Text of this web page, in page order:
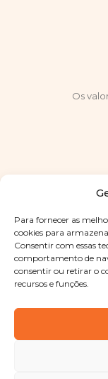
Para fornecer as
cookies para
Consentir com essas
comportamento de
consentir ou retirar o
recursos e funções.
Os
Copyright © 2025
reservados
Designed byShift